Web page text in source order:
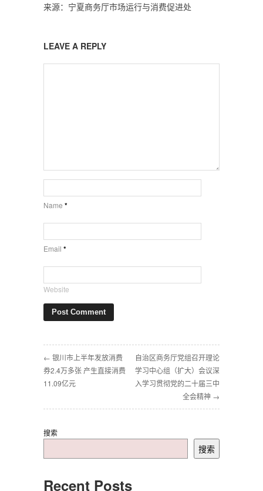
来源：宁夏商务厅市场运行与消费促进处
LEAVE A REPLY
Name *
Email *
Website
← 银川市上半年发放消费
券2.4万多张 产生直接消费
11.09亿元
自治区商务厅党组召开理论
学习中心组（扩大）会议深
入学习贯彻党的二十届三中
全会精神 →
搜索
搜索
Recent Posts